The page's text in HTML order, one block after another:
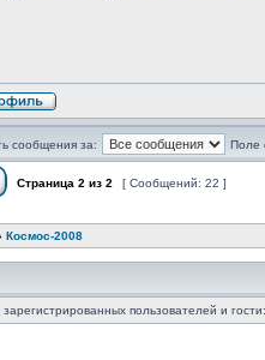
сообщения за: Поле
Страница 2 из 2 [ Сообщений: 22 ]
Космос-2008
пользователей и